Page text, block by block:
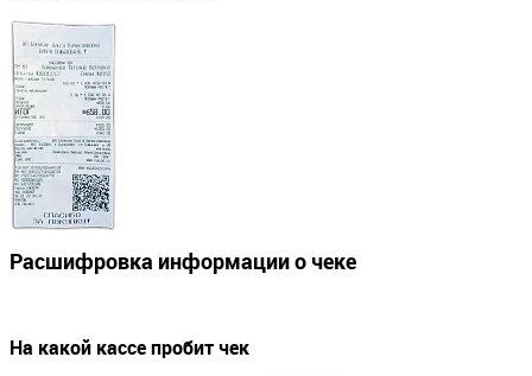
Расшифровка информации о чеке
На какой кассе пробит чек